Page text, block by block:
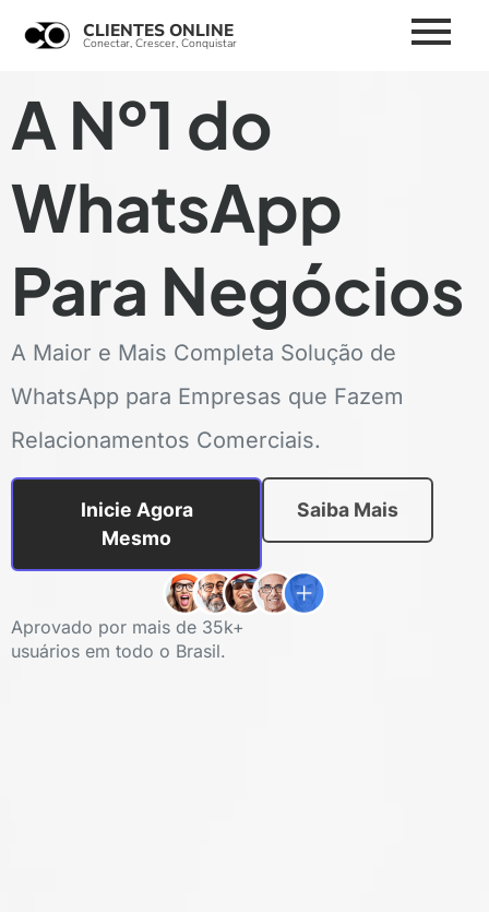
Conversar com a empresa pelo app Conversar
CLIENTES ONLINE
Conectar, Crescer, Conquistar
A Nº1 do
WhatsApp
Para Negócios
A Maior e Mais Completa Solução de
WhatsApp para Empresas que Fazem
Relacionamentos Comerciais.
Inicie Agora
Mesmo
Saiba Mais
Aprovado por mais de 35k+
usuários em todo o Brasil.